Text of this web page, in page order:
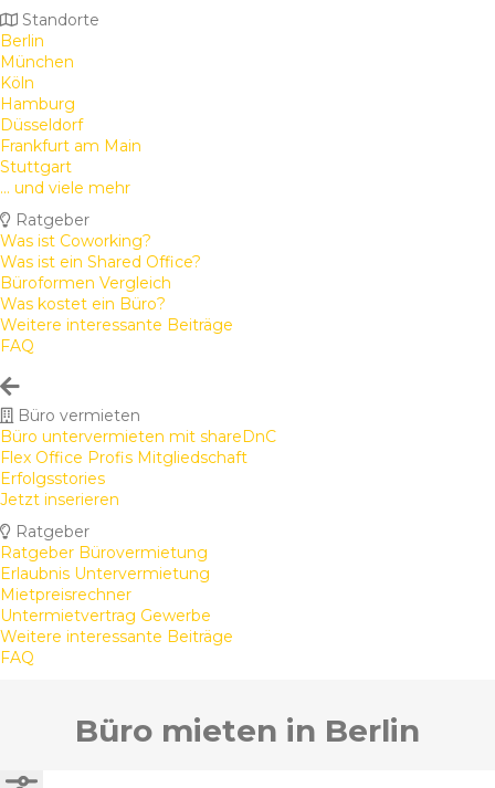
Standorte
Berlin
München
Köln
Hamburg
Düsseldorf
Frankfurt am Main
Stuttgart
... und viele mehr
Ratgeber
Was ist Coworking?
Was ist ein Shared Office?
Büroformen Vergleich
Was kostet ein Büro?
Weitere interessante Beiträge
FAQ
Büro vermieten
Büro untervermieten mit shareDnC
Flex Office Profis Mitgliedschaft
Erfolgsstories
Jetzt inserieren
Ratgeber
Ratgeber Bürovermietung
Erlaubnis Untervermietung
Mietpreisrechner
Untermietvertrag Gewerbe
Weitere interessante Beiträge
FAQ
Büro mieten in Berlin